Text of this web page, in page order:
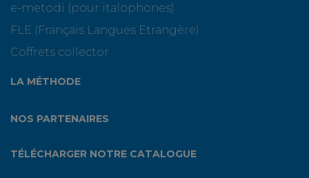
e-metodi (pour italophones)
FLE (Français Langues Etrangère)
Coffrets collector
LA MÉTHODE
NOS PARTENAIRES
TÉLÉCHARGER NOTRE CATALOGUE